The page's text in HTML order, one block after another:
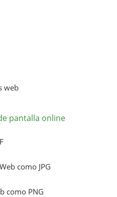
web
pantalla online
como JPG
como PNG